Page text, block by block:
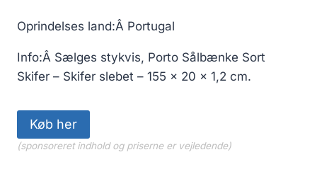
Oprindelses land:Â Portugal
Info:Â Sælges stykvis, Porto Sålbænke Sort
Skifer – Skifer slebet – 155 x 20 x 1,2 cm.
Køb her
(sponsoreret indhold og priserne er vejledende)